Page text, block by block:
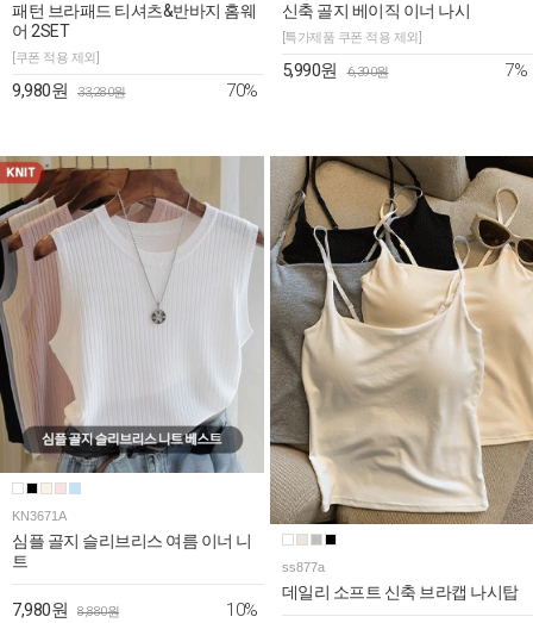
패턴 브라패드 티셔츠&반바지 홈웨
어 2SET
[쿠폰 적용 제외]
9,980원 33,280원 70%
신축 골지 베이직 이너 나시
[특가제품 쿠폰 적용 제외]
5,990원 6,390원 7%
KN3671A
심플 골지 슬리브리스 여름 이너 니
트
7,980원 8,880원 10%
ss877a
데일리 소프트 신축 브라캡 나시탑